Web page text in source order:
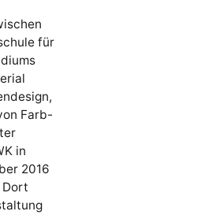
für
Farb-
in
2016
Dort